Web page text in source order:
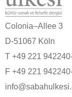
Colonia–Allee 3
D-51067 Köln
T +49 221
F +49 221